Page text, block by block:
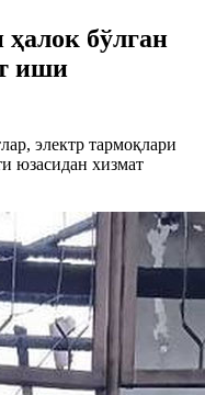
бўлган
иши
электр тармоқлари
юзасидан хизмат